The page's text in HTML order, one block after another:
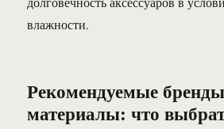
влажности.
Рекомендуемые
материалы: что